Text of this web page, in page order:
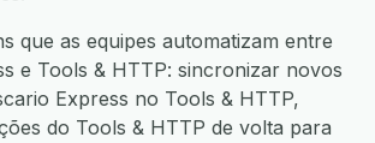
que as equipes automatizam entre
e Tools & HTTP: sincronizar novos
Express no Tools & HTTP,
do Tools & HTTP de volta para